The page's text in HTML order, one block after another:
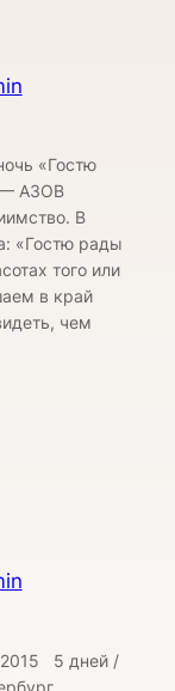
«Гостю
АЗОВ
В
«Гостю рады
того или
в край
чем
2015 5 дней /